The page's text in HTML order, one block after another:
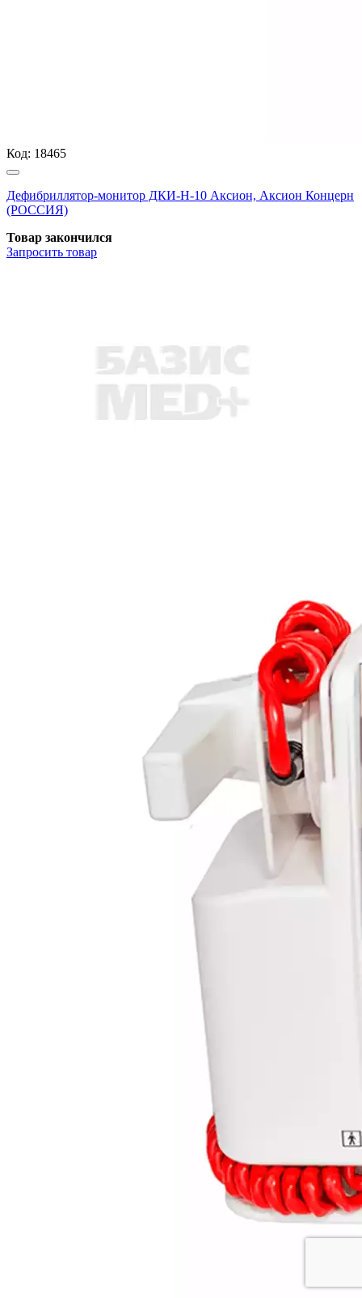
Код: 18465
Дефибриллятор-монитор ДКИ-Н-10 Аксион, Аксион Концерн
(РОССИЯ)
Товар закончился
Запросить товар